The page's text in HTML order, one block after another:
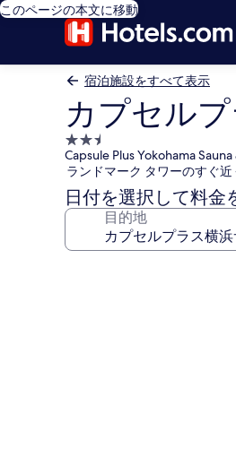
このページの本文に移動
宿泊施設をすべて表示
カプセル
2.5
つ
星
宿
泊
Capsule Plus Yokohama
ランドマーク タワーのすぐ
日付を選択して料金
目的地